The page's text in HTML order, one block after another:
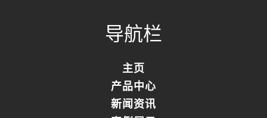
导航栏
主页
产品中心
新闻资讯